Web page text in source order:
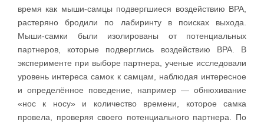
время как мыши-самцы подвергшиеся воздействию BPA,
растеряно бродили по лабиринту в поисках выхода.
Мыши-самки были изолированы от потенциальных
партнеров, которые подверглись воздействию BPA. В
эксперименте при выборе партнера, ученые исследовали
уровень интереса самок к самцам, наблюдая интересное
и определённое поведение, например — обнюхивание
«нос к носу» и количество времени, которое самка
провела, проверяя своего потенциального партнера. По